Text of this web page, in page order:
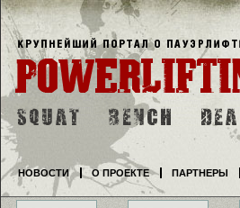
НОВОСТИ О ПРОЕКТЕ ПАРТНЕРЫ